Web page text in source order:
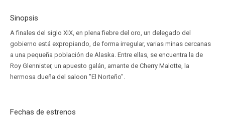
Sinopsis
A finales del siglo XIX, en plena fiebre del oro, un delegado del
gobierno está expropiando, de forma irregular, varias minas cercanas
a una pequeña población de Alaska. Entre ellas, se encuentra la de
Roy Glennister, un apuesto galán, amante de Cherry Malotte, la
hermosa dueña del saloon "El Norteño".
Fechas de estrenos